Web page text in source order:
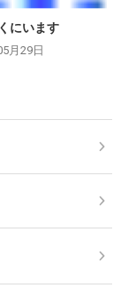
にいます
月29日